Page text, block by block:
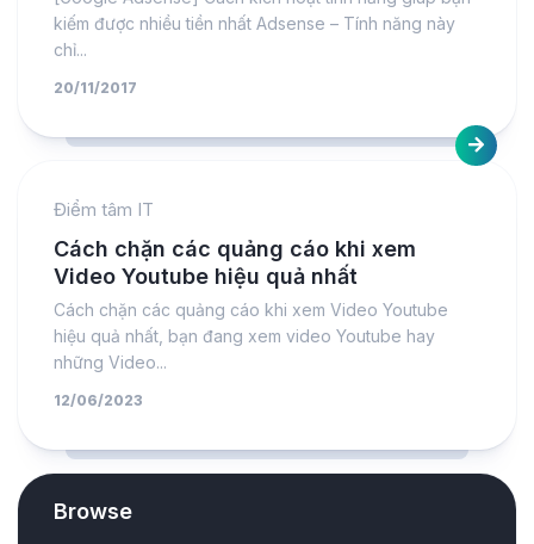
kiếm được nhiều tiền nhất Adsense – Tính năng này
chỉ...
20/11/2017
Điểm tâm IT
Cách chặn các quảng cáo khi xem
Video Youtube hiệu quả nhất
Cách chặn các quảng cáo khi xem Video Youtube
hiệu quả nhất, bạn đang xem video Youtube hay
những Video...
12/06/2023
Browse